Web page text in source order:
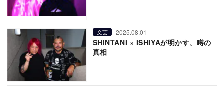
文芸 2025.08.01
SHINTANI × ISHIYAが明かす、噂の
真相